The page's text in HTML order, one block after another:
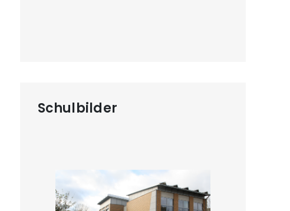
Schulbilder